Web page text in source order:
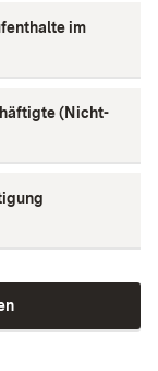
im
(Nicht-